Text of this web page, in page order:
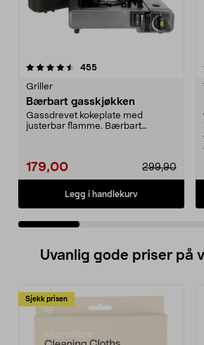
455anmeldelser
Griller
Bærbart gasskjøkken
Gassdrevet kokeplate med
justerbar flamme. Bærbart
179,00 299,90
Legg i handlekurv
4.5 av 5 stjerner
Uvanlig gode priser på
Sjekk prisen